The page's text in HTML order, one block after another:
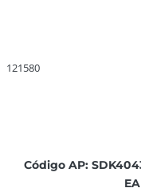
121580 ... El
121580
Código AP: